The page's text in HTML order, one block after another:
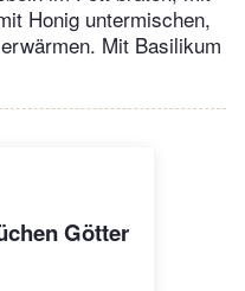
Honig untermischen,
Mit Basilikum
Götter